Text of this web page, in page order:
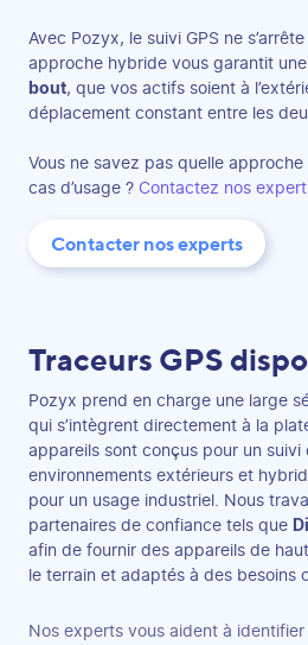
Avec Pozyx, le suivi GPS ne
approche hybride vous garantit une
bout, que vos actifs soient à
déplacement constant entre les
Vous ne savez pas quelle
cas d’usage ? Contactez nos
Contacter nos experts
Traceurs GPS
Pozyx prend en charge une large
qui s’intègrent directement à la
appareils sont conçus pour un suivi
environnements extérieurs et
pour un usage industriel. Nous
partenaires de confiance tels que
afin de fournir des appareils de
le terrain et adaptés à des besoins
Nos experts vous aident à